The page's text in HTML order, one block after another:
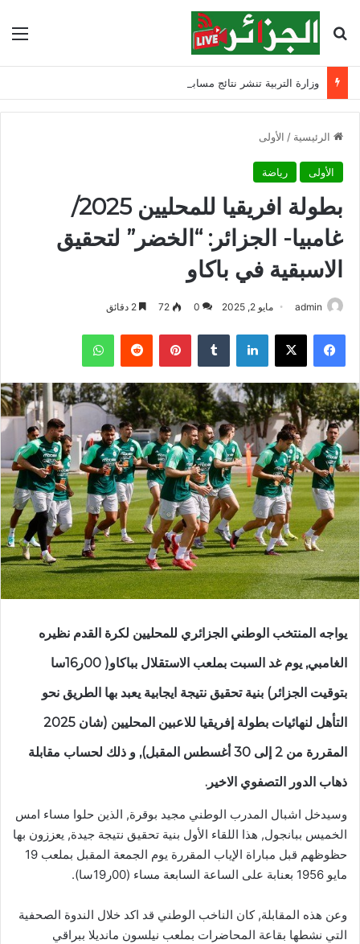
بحث عن
وزارة التربية تنشر نتائج مسابقة توظيف الأساتذة لسنة 2025
الرئيسية / الأولى
الأولى رياضة
بطولة افريقيا للمحليين 2025/
غامبيا- الجزائر: “الخضر” لتحقيق
الاسبقية في باكاو
admin مايو 2, 2025 0
72
فيسبوك لينكدإن بينتيريست
يواجه المنتخب الوطني الجزائري للمحليين لكرة القدم نظيره
الغامبي, يوم غد السبت بملعب الاستقلال بباكاو( 00ر16سا
بتوقيت الجزائر) بنية تحقيق نتيجة ايجابية يعبد بها الطريق نحو
التأهل لنهائيات بطولة إفريقيا للاعبين المحليين (شان 2025
المقررة من 2 إلى 30 أغسطس المقبل), و ذلك لحساب مقابلة
ذهاب الدور التصفوي الاخير.
وسيدخل اشبال المدرب الوطني مجيد بوقرة, الذين حلوا مساء امس
الخميس ببانجول, هذا اللقاء الأول بنية تحقيق نتيجة جيدة, يعززون بها
حظوظهم قبل مباراة الإياب المقررة يوم الجمعة المقبل بملعب 19
مايو 1956 بعنابة على الساعة السابعة مساء (00ر19سا).
وعن هذه المقابلة, كان الناخب الوطني قد اكد خلال الندوة الصحفية
التي نشطها بقاعة المحاضرات بملعب نيلسون مانديلا ببراقي